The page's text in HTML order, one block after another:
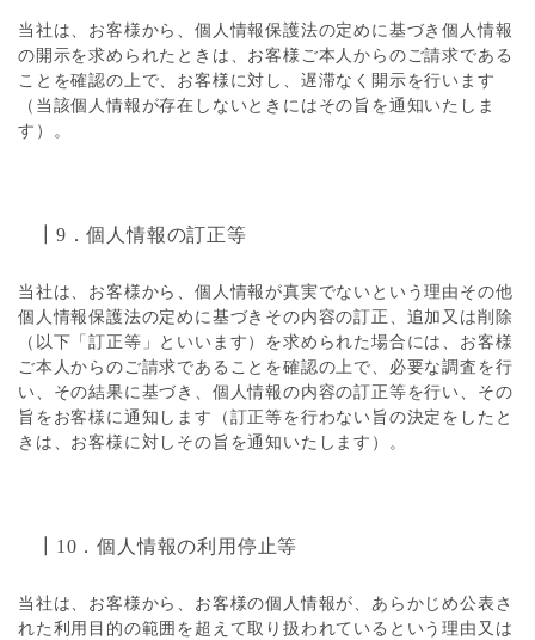
当社は、お客様から、個人情報保護法の定めに基づき個人情報
の開示を求められたときは、お客様ご本人からのご請求である
ことを確認の上で、お客様に対し、遅滞なく開示を行います
（当該個人情報が存在しないときにはその旨を通知いたしま
す）。
┃9．個人情報の訂正等
当社は、お客様から、個人情報が真実でないという理由その他
個人情報保護法の定めに基づきその内容の訂正、追加又は削除
（以下「訂正等」といいます）を求められた場合には、お客様
ご本人からのご請求であることを確認の上で、必要な調査を行
い、その結果に基づき、個人情報の内容の訂正等を行い、その
旨をお客様に通知します（訂正等を行わない旨の決定をしたと
きは、お客様に対しその旨を通知いたします）。
┃10．個人情報の利用停止等
当社は、お客様から、お客様の個人情報が、あらかじめ公表さ
れた利用目的の範囲を超えて取り扱われているという理由又は